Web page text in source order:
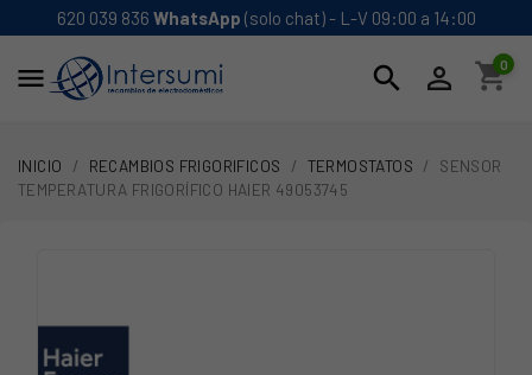
620 039 836 WhatsApp (solo chat) - L-V 09:00 a 14:00
 search  shopping_cart
0
INICIO RECAMBIOS FRIGORIFICOS TERMOSTATOS
SENSOR
TEMPERATURA FRIGORÍFICO HAIER 49053745